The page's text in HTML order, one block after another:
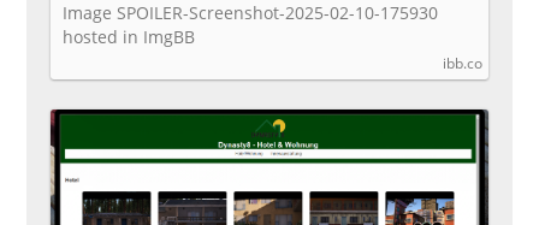
Image SPOILER-Screenshot-2025-02-10-175930
hosted in ImgBB
ibb.co